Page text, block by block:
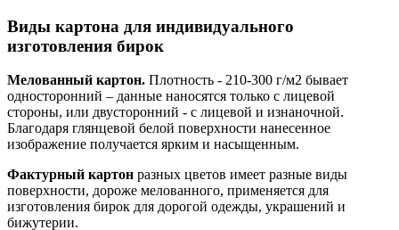
Виды картона для индивидуального
изготовления бирок
Мелованный картон. Плотность - 210-300 г/м2 бывает
односторонний – данные наносятся только с лицевой
стороны, или двусторонний - с лицевой и изнаночной.
Благодаря глянцевой белой поверхности нанесенное
изображение получается ярким и насыщенным.
Фактурный картон разных цветов имеет разные виды
поверхности, дороже мелованного, применяется для
изготовления бирок для дорогой одежды, украшений и
бижутерии.